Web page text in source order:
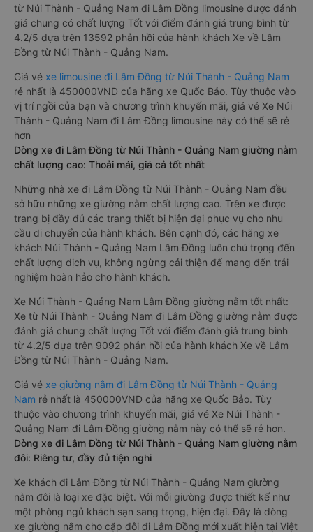
đón/trả tận nơi miễn phí tại nội thành Núi Thành - Quảng Nam
và nội thành Lâm Đồng, rất thuận tiện cho du khách.
Xe Núi Thành - Quảng Nam Lâm Đồng limousine tốt nhất: Xe
từ Núi Thành - Quảng Nam đi Lâm Đồng limousine được đánh
giá chung có chất lượng Tốt với điểm đánh giá trung bình từ
4.2/5 dựa trên 13592 phản hồi của hành khách Xe về Lâm
Đồng từ Núi Thành - Quảng Nam.
Giá vé
xe limousine đi Lâm Đồng từ Núi Thành - Quảng Nam
rẻ nhất là 450000VND của hãng xe Quốc Bảo. Tùy thuộc vào
vị trí ngồi của bạn và chương trình khuyến mãi, giá vé Xe Núi
Thành - Quảng Nam đi Lâm Đồng limousine này có thể sẽ rẻ
hơn
Dòng xe đi Lâm Đồng từ Núi Thành - Quảng Nam giường nằm
chất lượng cao: Thoải mái, giá cả tốt nhất
Những nhà xe đi Lâm Đồng từ Núi Thành - Quảng Nam đều
sở hữu những xe giường nằm chất lượng cao. Trên xe được
trang bị đầy đủ các trang thiết bị hiện đại phục vụ cho nhu
cầu di chuyển của hành khách. Bên cạnh đó, các hãng xe
khách Núi Thành - Quảng Nam Lâm Đồng luôn chú trọng đến
chất lượng dịch vụ, không ngừng cải thiện để mang đến trải
nghiệm hoàn hảo cho hành khách.
Xe Núi Thành - Quảng Nam Lâm Đồng giường nằm tốt nhất:
Xe từ Núi Thành - Quảng Nam đi Lâm Đồng giường nằm được
đánh giá chung chất lượng Tốt với điểm đánh giá trung bình
từ 4.2/5 dựa trên 9092 phản hồi của hành khách Xe về Lâm
Đồng từ Núi Thành - Quảng Nam.
Giá vé xe giường nằm đi Lâm Đồng từ Núi Thành - Quảng
Nam rẻ nhất là 450000VND của hãng xe Quốc Bảo. Tùy
thuộc vào chương trình khuyến mãi, giá vé Xe Núi Thành -
Quảng Nam đi Lâm Đồng giường nằm này có thể sẽ rẻ hơn.
Dòng xe đi Lâm Đồng từ Núi Thành - Quảng Nam giường nằm
đôi: Riêng tư, đầy đủ tiện nghi